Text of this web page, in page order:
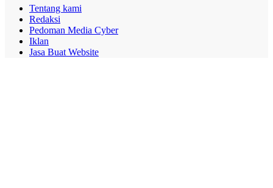
Tentang kami
Redaksi
Pedoman Media Cyber
Iklan
Jasa Buat Website